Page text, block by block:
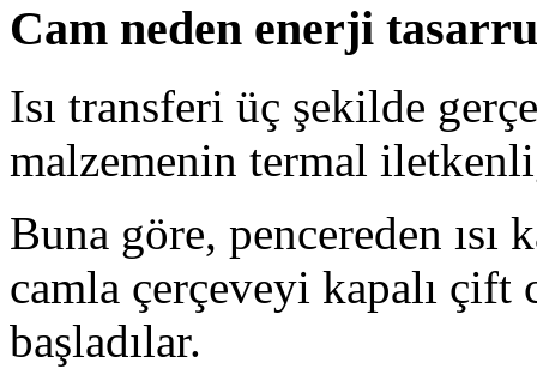
Cam neden enerji
Isı transferi üç şekilde
malzemenin termal
Buna göre, pencereden ısı
camla çerçeveyi kapalı çift
başladılar.